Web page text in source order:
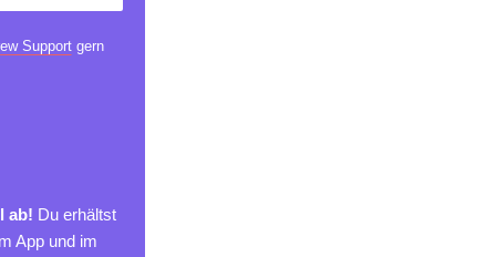
Supportgern
ab! Du erhältst
App und im